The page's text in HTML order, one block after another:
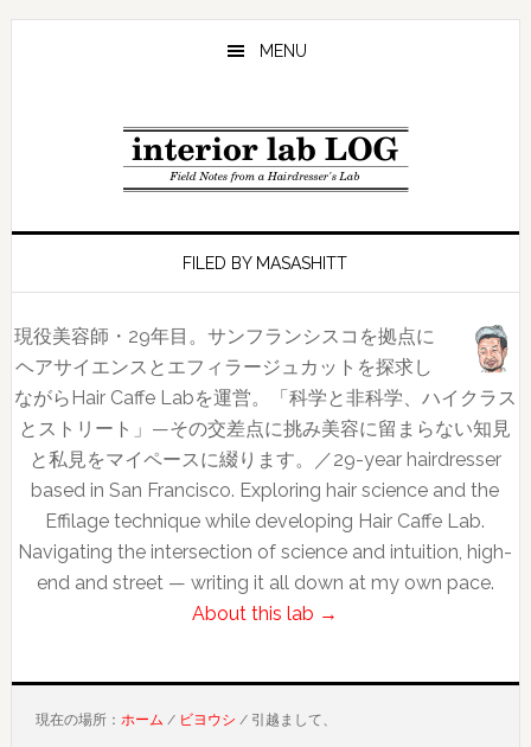
Skip
Skip
Skip
MENU
FILED BY MASASHITT
現役美容師・29年目。サンフランシスコを拠点に
ヘアサイエンスとエフィラージュカットを探求し
ながらHair Caffe Labを運営。「科学と非科学、ハイクラス
とストリート」—その交差点に挑み美容に留まらない知見
と私見をマイペースに綴ります。／29-year hairdresser
based in San Francisco. Exploring hair science and the
Effilage technique while developing Hair Caffe Lab.
Navigating the intersection of science and intuition, high-
end and street — writing it all down at my own pace.
About this lab →
現在の場所： ホーム / ビヨウシ /引越まして、